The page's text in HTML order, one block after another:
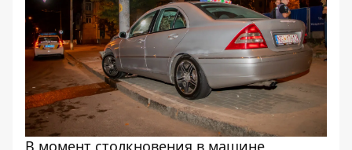
В момент столкновения в машине